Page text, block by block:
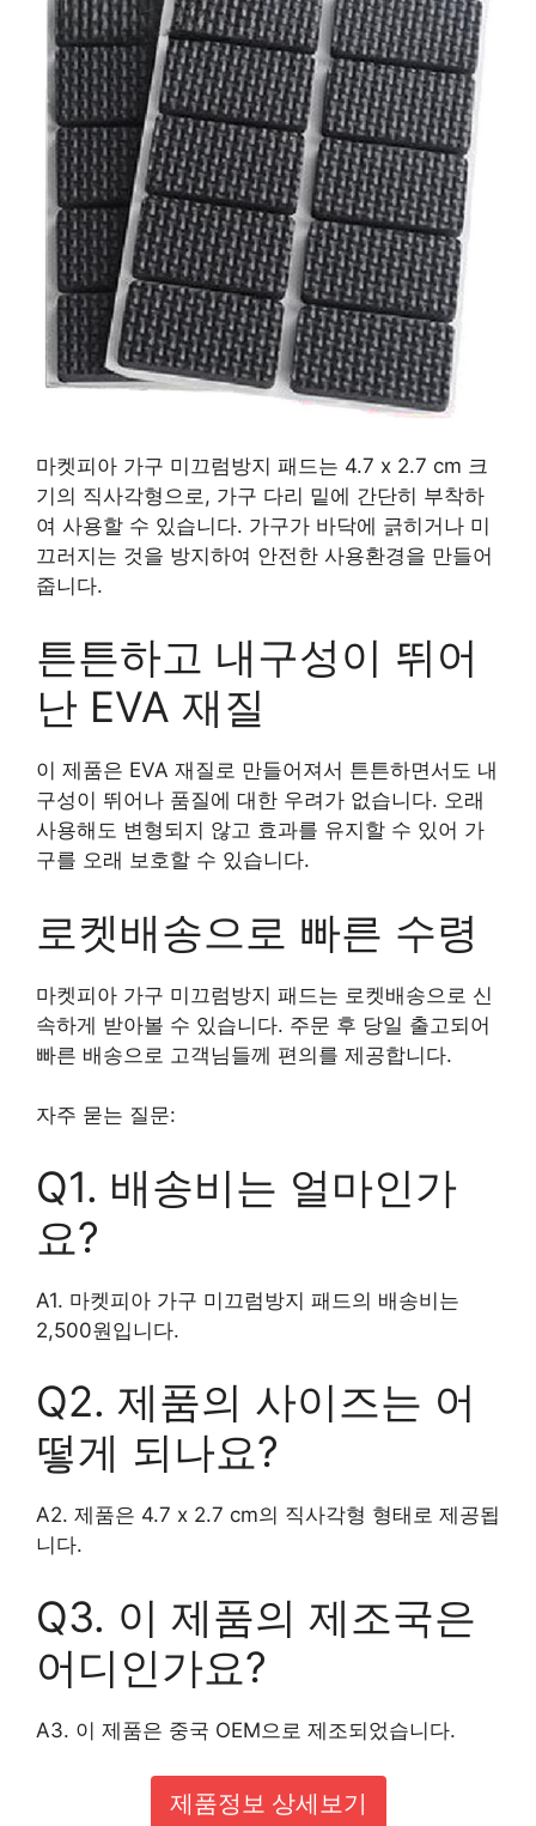
마켓피아 가구 미끄럼방지 패드는 4.7 x 2.7 cm 크
기의 직사각형으로, 가구 다리 밑에 간단히 부착하
여 사용할 수 있습니다. 가구가 바닥에 긁히거나 미
끄러지는 것을 방지하여 안전한 사용환경을 만들어
줍니다.
튼튼하고 내구성이 뛰어
난 EVA 재질
이 제품은 EVA 재질로 만들어져서 튼튼하면서도 내
구성이 뛰어나 품질에 대한 우려가 없습니다. 오래
사용해도 변형되지 않고 효과를 유지할 수 있어 가
구를 오래 보호할 수 있습니다.
로켓배송으로 빠른 수령
마켓피아 가구 미끄럼방지 패드는 로켓배송으로 신
속하게 받아볼 수 있습니다. 주문 후 당일 출고되어
빠른 배송으로 고객님들께 편의를 제공합니다.
자주 묻는 질문:
Q1. 배송비는 얼마인가
요?
A1. 마켓피아 가구 미끄럼방지 패드의 배송비는
2,500원입니다.
Q2. 제품의 사이즈는 어
떻게 되나요?
A2. 제품은 4.7 x 2.7 cm의 직사각형 형태로 제공됩
니다.
Q3. 이 제품의 제조국은
어디인가요?
A3. 이 제품은 중국 OEM으로 제조되었습니다.
제품정보 상세보기